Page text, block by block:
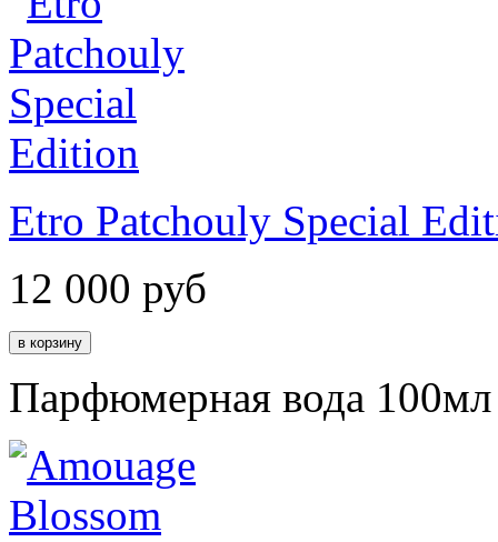
Etro Patchouly Special
12 000 руб
Парфюмерная вода 100мл